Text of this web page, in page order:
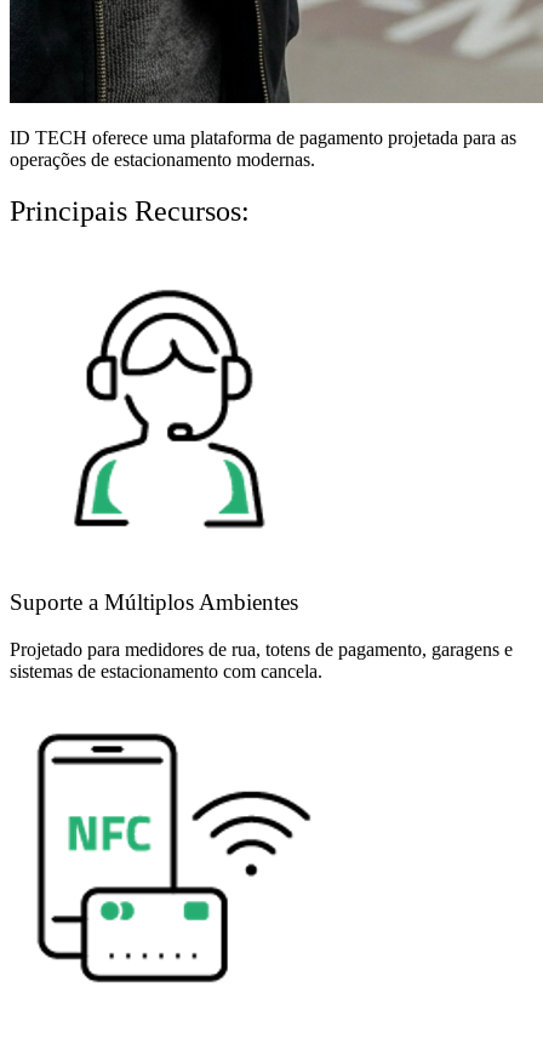
ID TECH oferece uma plataforma de pagamento projetada para as
operações de estacionamento modernas.
Principais Recursos:
Suporte a Múltiplos Ambientes
Projetado para medidores de rua, totens de pagamento, garagens e
sistemas de estacionamento com cancela.